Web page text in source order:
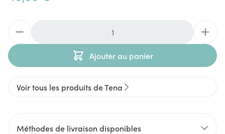
Ajouter au panier
Voir tous les produits de Tena
Méthodes de livraison disponibles